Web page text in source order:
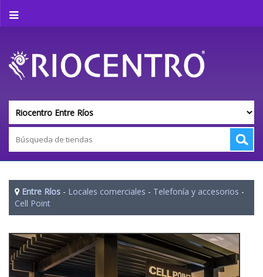
Entre Ríos - Locales comerciales - Telefonía y accesorios -
Cell Point